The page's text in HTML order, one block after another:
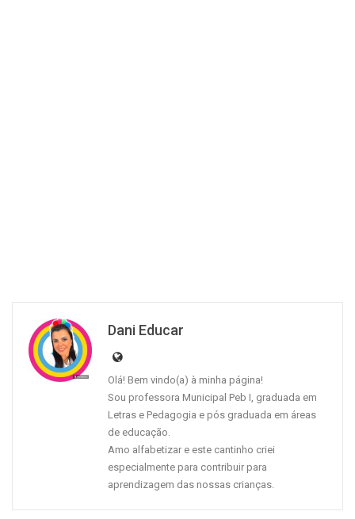
Dani Educar
Olá! Bem vindo(a) à minha página!
Sou professora Municipal Peb I, graduada em
Letras e Pedagogia e pós graduada em áreas
de educação.
Amo alfabetizar e este cantinho criei
especialmente para contribuir para
aprendizagem das nossas crianças.